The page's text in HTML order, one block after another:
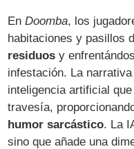
EnDoomba, los
habitaciones y pasillos
residuos y
infestación. La
inteligencia artificial
travesía,
humor sarcástico. La
sino que añade una